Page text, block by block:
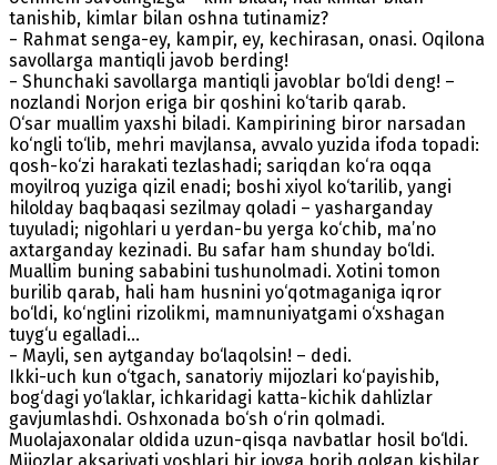
tanishib, kimlar bilan oshna tutinamiz?
− Rahmat senga-ey, kampir, ey, kechirasan, onasi. Oqilona
savollarga mantiqli javob berding!
− Shunchaki savollarga mantiqli javoblar bo‘ldi deng! –
nozlandi Norjon eriga bir qoshini ko‘tarib qarab.
O‘sar muallim yaxshi biladi. Kampirining biror narsadan
ko‘ngli to‘lib, mehri mavjlansa, avvalo yuzida ifoda topadi:
qosh-ko‘zi harakati tezlashadi; sariqdan ko‘ra oqqa
moyilroq yuziga qizil enadi; boshi xiyol ko‘tarilib, yangi
hilolday baqbaqasi sezilmay qoladi – yasharganday
tuyuladi; nigohlari u yerdan-bu yerga ko‘chib, ma’no
axtarganday kezinadi. Bu safar ham shunday bo‘ldi.
Muallim buning sababini tushunolmadi. Xotini tomon
burilib qarab, hali ham husnini yo‘qotmaganiga iqror
bo‘ldi, ko‘nglini rizolikmi, mamnuniyatgami o‘xshagan
tuyg‘u egalladi…
− Mayli, sen aytganday bo‘laqolsin! – dedi.
Ikki-uch kun o‘tgach, sanatoriy mijozlari ko‘payishib,
bog‘dagi yo‘laklar, ichkaridagi katta-kichik dahlizlar
gavjumlashdi. Oshxonada bo‘sh o‘rin qolmadi.
Muolajaxonalar oldida uzun-qisqa navbatlar hosil bo‘ldi.
Mijozlar aksariyati yoshlari bir joyga borib qolgan kishilar